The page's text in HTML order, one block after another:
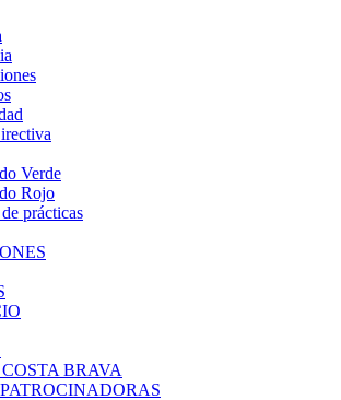
Verde
Rojo
prácticas
BRAVA